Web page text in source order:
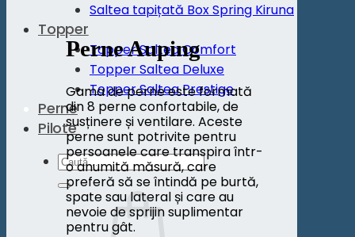
Saltea tapițată Box Spring Kiruna
Topper
Topper Saltea Comfort
Topper Saltea Deluxe
Topper Saltea Prestige
Perne
Pilote
Caută
după:
Perne Auping
Gama de perne este formată
din 8 perne confortabile, de
susținere și ventilare. Aceste
perne sunt potrivite pentru
persoanele care transpira într-
o anumită măsură, care
preferă să se întindă pe burtă,
spate sau lateral și care au
nevoie de sprijin suplimentar
pentru gât.